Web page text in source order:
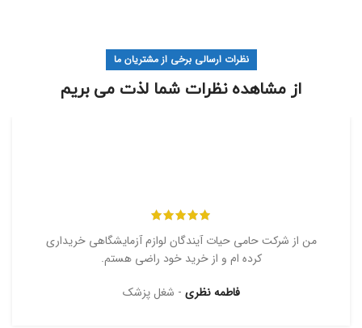
نظرات ارسالی برخی از مشتریان ما
از مشاهده نظرات شما لذت می بریم
من از شرکت حامی حیات آیندگان لوازم آزمایشگاهی خریداری
کرده ام و از خرید خود راضی هستم.
فاطمه نظری
شغل پزشک